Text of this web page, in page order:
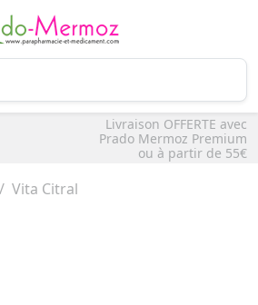
Livraison OFFERTE avec
Prado Mermoz Premium
ou à partir de 55€
Vita Citral